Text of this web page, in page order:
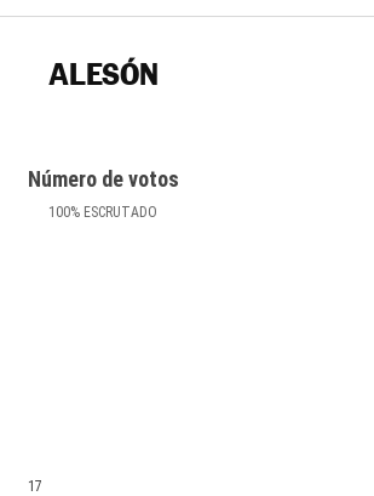
ALESÓN
Número de votos
100% ESCRUTADO
17